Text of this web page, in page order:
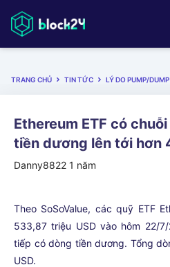
TRANG CHỦ TIN TỨC LÝ DO PUMP/DUMP
Ethereum ETF có
tiền dương lên tới hơn
Danny8822 1 năm
Theo SoSoValue, các quỹ ETF
533,87 triệu USD vào hôm 22/
tiếp có dòng tiền dương. Tổng
USD.